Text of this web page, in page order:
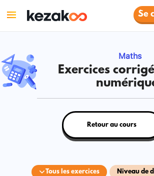
Se
Maths
Exercices
Tous les exercices Niveau de
Retour au cours